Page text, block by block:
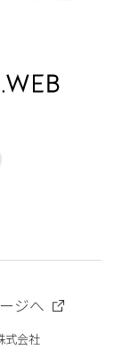
ジへ
式会社